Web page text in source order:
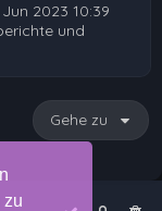
zu
Jun 2023 10:39
und
Gehe zu